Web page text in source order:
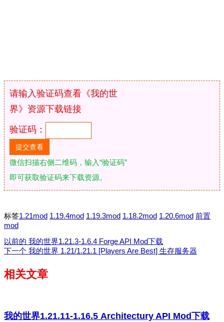
请输入验证码查看《我的世
界》资源下载链接
验证码：
微信扫描右侧二维码，输入“验证码”
即可获取验证码来下载资源。
标签1.21mod 1.19.4mod 1.19.3mod 1.18.2mod 1.20.6mod 前置
mod
以前的 我的世界1.21.3-1.6.4 Forge API Mod下载
下一个 我的世界 1.21/1.21.1 [Players Are Best] 生存服务器
相关文章
我的世界1.21.11-1.16.5 Architectury API Mod下载